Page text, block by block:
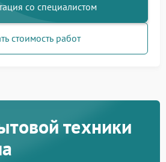
со специалистом
стоимость работ
техники